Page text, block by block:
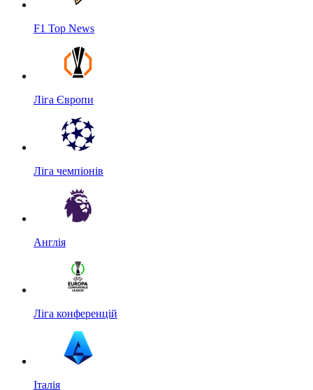
F1 Top News
Ліга Європи
Ліга чемпіонів
Англія
Ліга конференцій
Італія